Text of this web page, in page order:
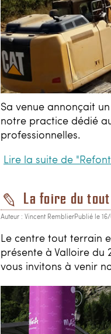
Sa venue annonçait
notre practice dédié
professionnelles.
Lire la suite de
La foire du
Auteur : Vincent RemblierPublié le
Le centre tout terrain
présente à Valloire du
vous invitons à venir